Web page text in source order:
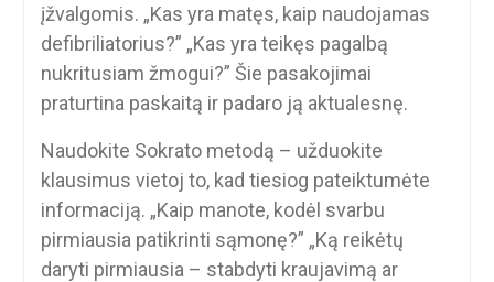
įžvalgomis. „Kas yra matęs, kaip naudojamas
defibriliatorius?” „Kas yra teikęs pagalbą
nukritusiam žmogui?” Šie pasakojimai
praturtina paskaitą ir padaro ją aktualesnę.
Naudokite Sokrato metodą – užduokite
klausimus vietoj to, kad tiesiog pateiktumėte
informaciją. „Kaip manote, kodėl svarbu
pirmiausia patikrinti sąmonę?” „Ką reikėtų
daryti pirmiausia – stabdyti kraujavimą ar